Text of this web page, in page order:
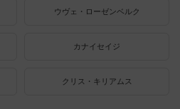
ウヴェ・ローゼンベルク
カナイセイジ
クリス・キリアムス